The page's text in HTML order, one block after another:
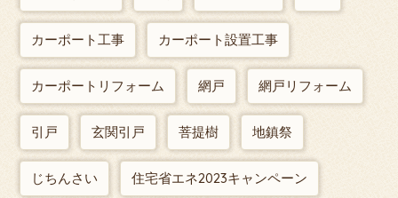
カーポート工事 カーポート設置工事
カーポートリフォーム 網戸 網戸リフォーム
引戸 玄関引戸 菩提樹 地鎮祭
じちんさい 住宅省エネ2023キャンペーン